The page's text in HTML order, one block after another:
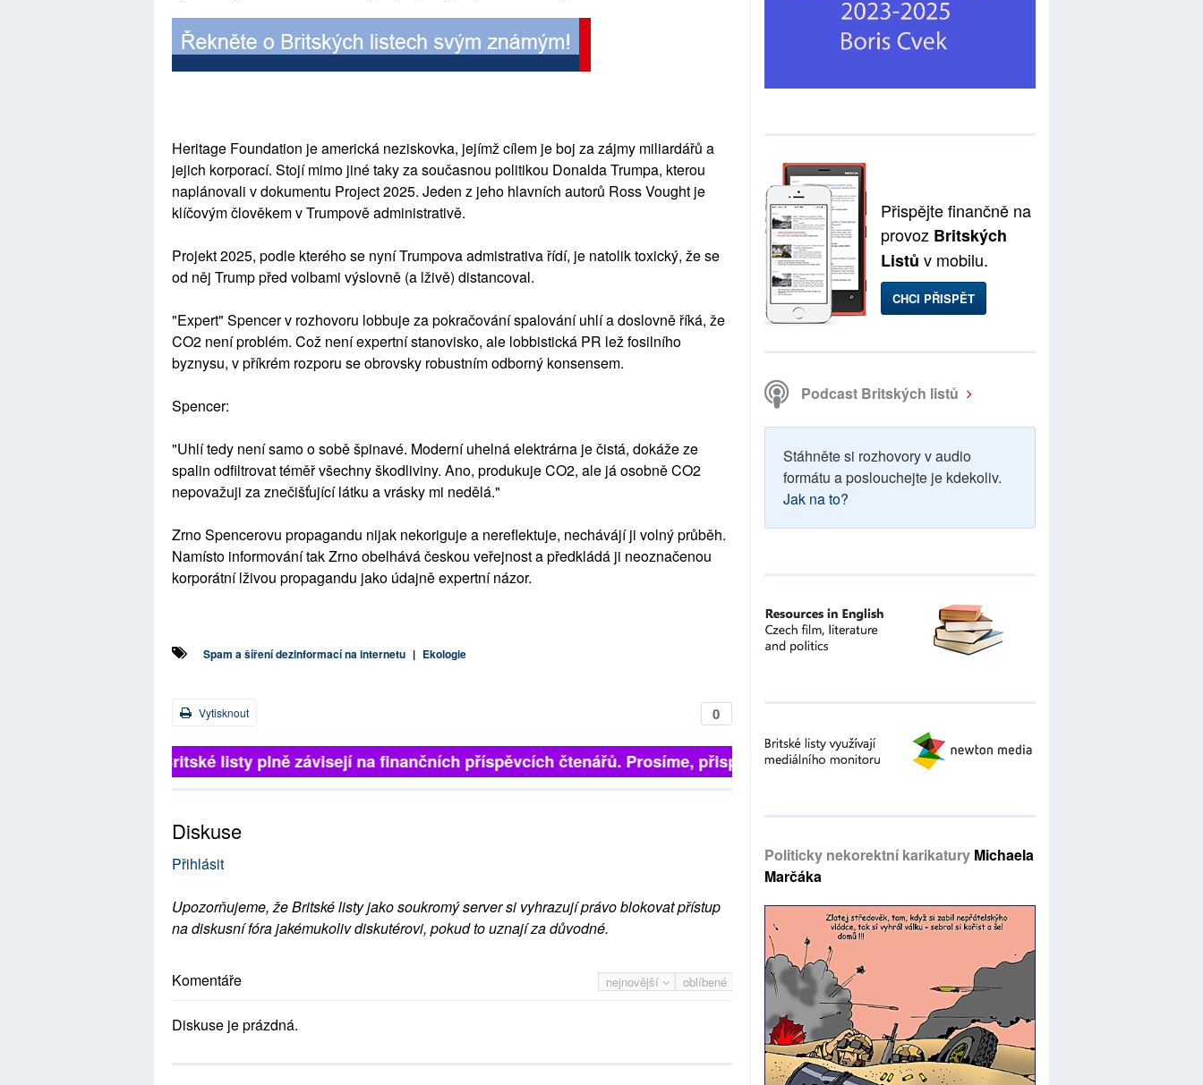
Heritage Foundation je americká neziskovka, jejímž cílem je boj za zájmy miliardářů a
jejich korporací. Stojí mimo jiné taky za současnou politikou Donalda Trumpa, kterou
naplánovali v dokumentu Project 2025. Jeden z jeho hlavních autorů Ross Vought je
klíčovým člověkem v Trumpově administrativě.
Projekt 2025, podle kterého se nyní Trumpova admistrativa řídí, je natolik toxický, že se
od něj Trump před volbami výslovně (a lživě) distancoval.
"Expert" Spencer v rozhovoru lobbuje za pokračování spalování uhlí a doslovně říká, že
CO2 není problém. Což není expertní stanovisko, ale lobbistická PR lež fosilního
byznysu, v příkrém rozporu se obrovsky robustním odborný konsensem.
Spencer:
"Uhlí tedy není samo o sobě špinavé. Moderní uhelná elektrárna je čistá, dokáže ze
spalin odfiltrovat téměř všechny škodliviny. Ano, produkuje CO2, ale já osobně CO2
nepovažuji za znečišťující látku a vrásky mi nedělá."
Zrno Spencerovu propagandu nijak nekoriguje a nereflektuje, nechávájí ji volný průběh.
Namísto informování tak Zrno obelhává českou veřejnost a předkládá ji neoznačenou
korporátní lživou propagandu jako údajně expertní názor.
Spam a šíření dezinformací na internetu | Ekologie
0
Vytisknout
Britské listy plně závisejí na finančních příspěvcích čtenářů. Prosíme, přispějte. ➥
Diskuse
Přihlásit
Upozorňujeme, že Britské listy jako soukromý server si vyhrazují právo blokovat přístup
na diskusní fóra jakémukoliv diskutérovi, pokud to uznají za důvodné.
nejnovější oblíbené
Komentáře
Diskuse je prázdná.
Přispějte finančně na
provoz Britských
Listů v mobilu.
CHCI PŘISPĚT
Podcast Britských listů
Stáhněte si rozhovory v audio
formátu a poslouchejte je kdekoliv.
Jak na to?
Politicky nekorektní karikatury Michaela
Marčáka